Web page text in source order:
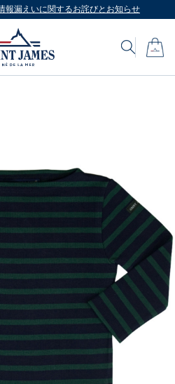
報漏えいに関するお詫びとお知らせ